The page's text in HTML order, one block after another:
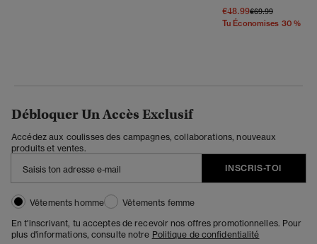
€48.99Prix Réduit De
€69.99À
Tu Économises 30 %
Débloquer Un Accès Exclusif
Accédez aux coulisses des campagnes, collaborations, nouveaux
produits et ventes.
INSCRIS-TOI
Vêtements homme
Vêtements femme
En t'inscrivant, tu acceptes de recevoir nos offres promotionnelles. Pour
plus d'informations, consulte notre Politique de confidentialité